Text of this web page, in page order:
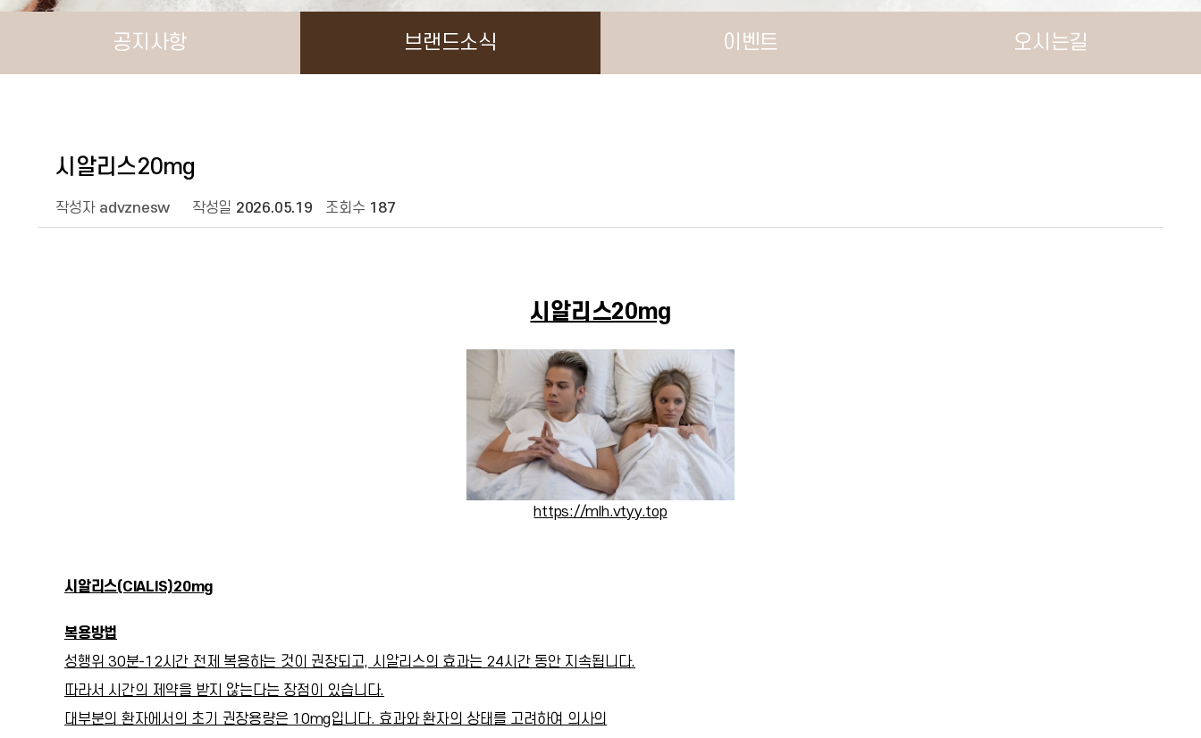
공지사항 브랜드소식 이벤트 오시는길
시알리스20mg
작성자 advznesw 작성일 2026.05.19 조회수 187
시알리스20mg
https://mlh.vtyy.top
시알리스(CIALIS)20mg
복용방법
성행위 30분-12시간 전제 복용하는 것이 권장되고, 시알리스의 효과는 24시간 동안 지속됩니다.
따라서 시간의 제약을 받지 않는다는 장점이 있습니다.
대부분의 환자에서의 초기 권장용량은 10mg입니다. 효과와 환자의 상태를 고려하여 의사의